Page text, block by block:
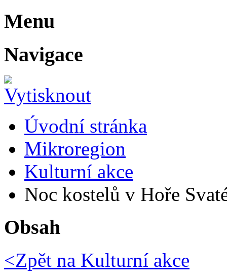
Menu
Navigace
Úvodní stránka
Mikroregion
Kulturní akce
Noc kostelů v Hoře
Obsah
<Zpět na Kulturní akce